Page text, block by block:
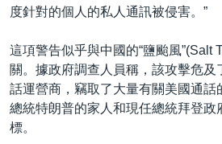
度針對的個人的私人通訊被侵害。”
這項警告似乎與中國的“鹽颱風”(Salt
關。據政府調查人員稱，該攻擊危及
話運營商，竊取了大量有關美國通話
總統特朗普的家人和現任總統拜登政
標。